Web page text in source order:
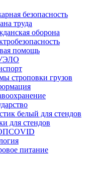
безопасность
труда
оборона
помощь
строповки грузов
белый для стендов
для стендов
питание